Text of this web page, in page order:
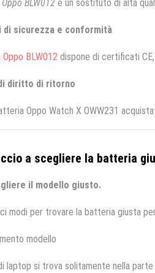
BLW012 è un sostituto di alta
di sicurezza e conformità
BLW012 dispone di certificati
diritto di ritorno
Oppo Watch X OWW231
a scegliere la batteria
il modello giusto.
modi per trovare la batteria giusta
modello
di laptop si trova solitamente nella